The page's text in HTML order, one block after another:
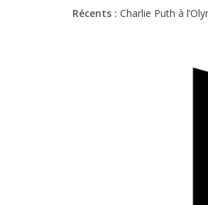
Récents : Charlie Puth à
Première édition